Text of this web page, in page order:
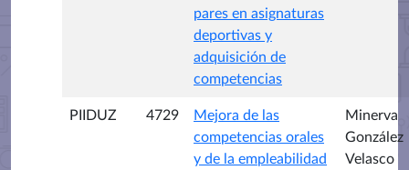
pares en asignaturas
deportivas y
adquisición de
competencias
PIIDUZ 4729
Mejora de las
competencias orales
y de la empleabilidad
Minerva
González
Velasco